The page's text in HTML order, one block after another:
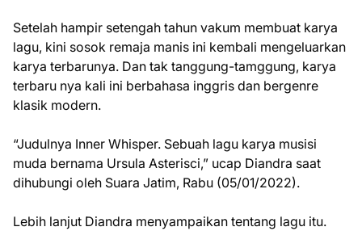
Setelah hampir setengah tahun vakum membuat karya
lagu, kini sosok remaja manis ini kembali mengeluarkan
karya terbarunya. Dan tak tanggung-tamggung, karya
terbaru nya kali ini berbahasa inggris dan bergenre
klasik modern.
“Judulnya Inner Whisper. Sebuah lagu karya musisi
muda bernama Ursula Asterisci,” ucap Diandra saat
dihubungi oleh Suara Jatim, Rabu (05/01/2022).
Lebih lanjut Diandra menyampaikan tentang lagu itu.